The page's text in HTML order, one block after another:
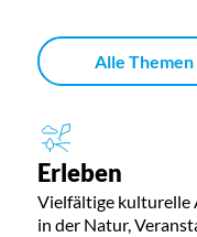
Alle Themen
Erleben
Vielfältige kulturelle
in der Natur,